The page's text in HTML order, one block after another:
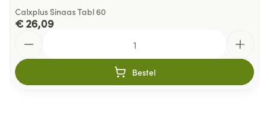
Calxplus Sinaas Tabl 60
€ 26,09
Bestel